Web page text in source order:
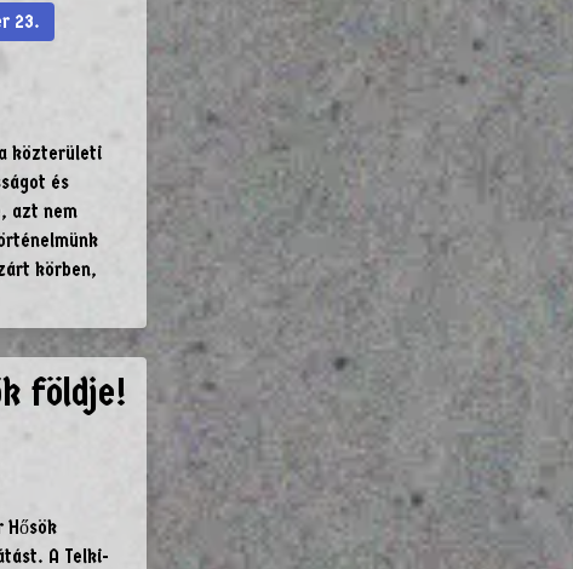
23.
közterületi
és
azt nem
körben,
földje!
Hősök
A Telki-